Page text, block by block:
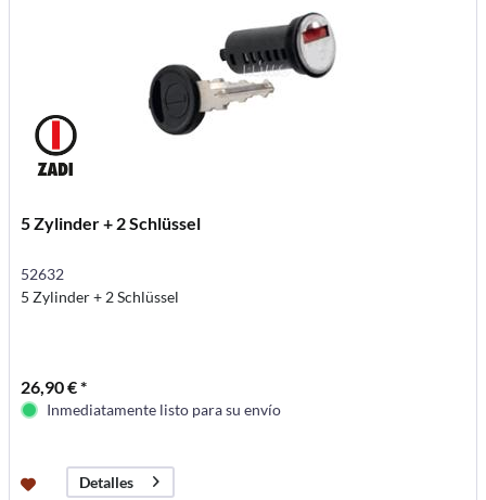
5 Zylinder + 2 Schlüssel
52632
5 Zylinder + 2 Schlüssel
26,90 € *
Inmediatamente listo para su envío
Detalles